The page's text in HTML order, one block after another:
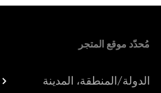
مُحدّد موقع المتجر
الدولة/المنطقة، المدينة